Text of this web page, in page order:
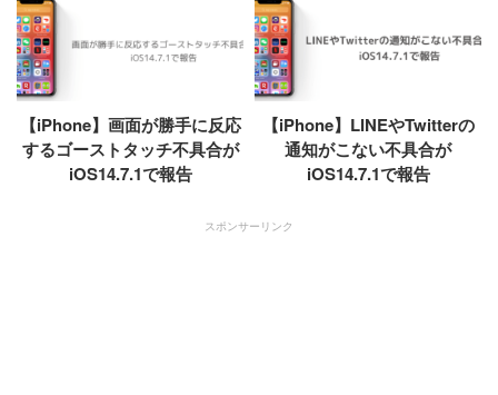
【iPhone】画面が勝手に反応
するゴーストタッチ不具合が
iOS14.7.1で報告
【iPhone】LINEやTwitterの
通知がこない不具合が
iOS14.7.1で報告
スポンサーリンク